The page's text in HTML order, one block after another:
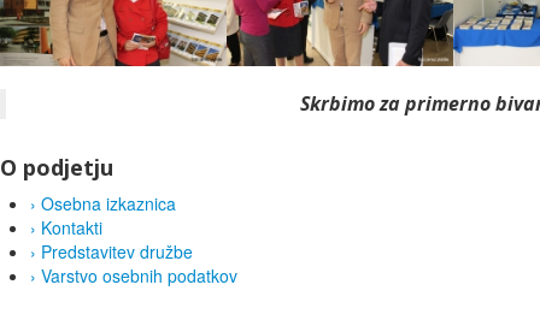
Skrbimo za primerno
O podjetju
› Osebna izkaznica
› Kontakti
› Predstavitev družbe
› Varstvo osebnih podatkov